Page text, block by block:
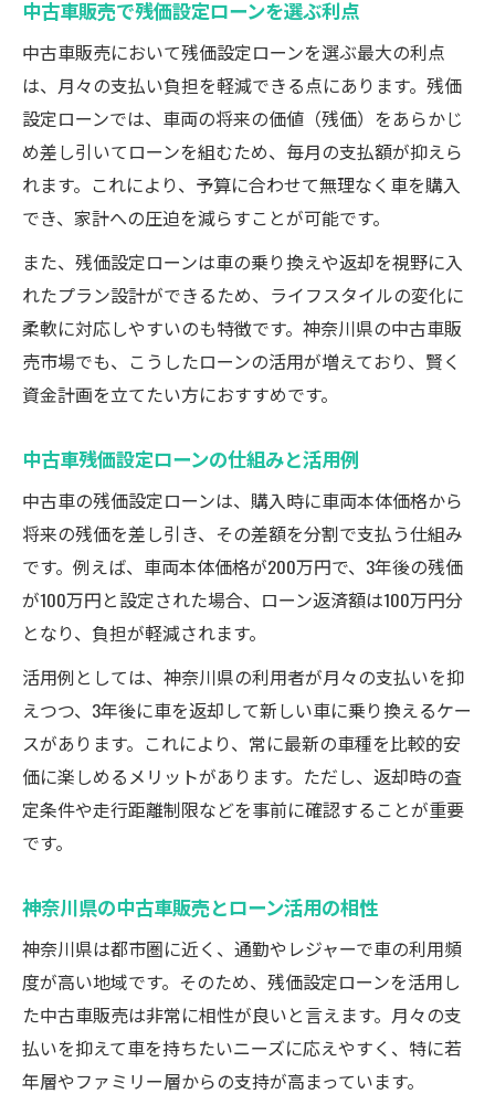
中古車販売で残価設定ローンを選ぶ利点
中古車販売において残価設定ローンを選ぶ最大の利点
は、月々の支払い負担を軽減できる点にあります。残価
設定ローンでは、車両の将来の価値（残価）をあらかじ
め差し引いてローンを組むため、毎月の支払額が抑えら
れます。これにより、予算に合わせて無理なく車を購入
でき、家計への圧迫を減らすことが可能です。
また、残価設定ローンは車の乗り換えや返却を視野に入
れたプラン設計ができるため、ライフスタイルの変化に
柔軟に対応しやすいのも特徴です。神奈川県の中古車販
売市場でも、こうしたローンの活用が増えており、賢く
資金計画を立てたい方におすすめです。
中古車残価設定ローンの仕組みと活用例
中古車の残価設定ローンは、購入時に車両本体価格から
将来の残価を差し引き、その差額を分割で支払う仕組み
です。例えば、車両本体価格が200万円で、3年後の残価
が100万円と設定された場合、ローン返済額は100万円分
となり、負担が軽減されます。
活用例としては、神奈川県の利用者が月々の支払いを抑
えつつ、3年後に車を返却して新しい車に乗り換えるケー
スがあります。これにより、常に最新の車種を比較的安
価に楽しめるメリットがあります。ただし、返却時の査
定条件や走行距離制限などを事前に確認することが重要
です。
神奈川県の中古車販売とローン活用の相性
神奈川県は都市圏に近く、通勤やレジャーで車の利用頻
度が高い地域です。そのため、残価設定ローンを活用し
た中古車販売は非常に相性が良いと言えます。月々の支
払いを抑えて車を持ちたいニーズに応えやすく、特に若
年層やファミリー層からの支持が高まっています。